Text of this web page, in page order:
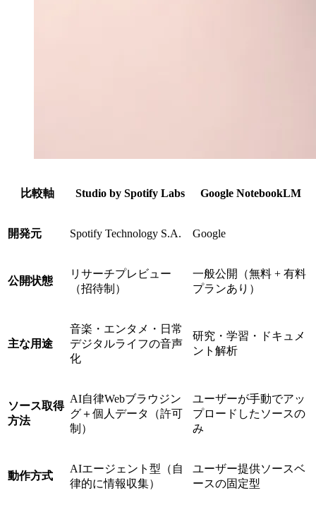
比較軸 Studio by Spotify Labs Google NotebookLM
開発元 Spotify Technology S.A. Google
公開状態
リサーチプレビュー
（招待制）
一般公開（無料 + 有料
プランあり）
主な用途
音楽・エンタメ・日常
デジタルライフの音声
化
研究・学習・ドキュメ
ント解析
ソース取得
方法
AI自律Webブラウジン
グ＋個人データ（許可
制）
ユーザーが手動でアッ
プロードしたソースの
み
動作方式
AIエージェント型（自
律的に情報収集）
ユーザー提供ソースベ
ースの固定型